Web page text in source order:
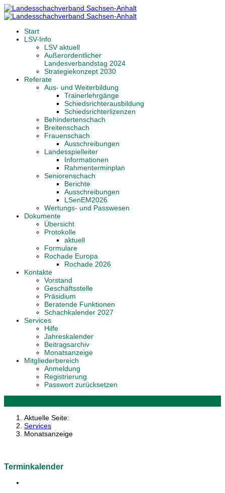
Start
LSV-Info
LSV aktuell
Außerordentlicher
Landesverbandstag 2024
Strategiekonzept 2030
Referate
Aus- und Weiterbildung
Trainerlehrgänge
Schiedsrichterausbildung
Schiedsrichterlizenzen
Behindertenschach
Breitenschach
Frauenschach
Ausschreibungen
Landesspielleiter
Informationen
Rahmenterminplan
Seniorenschach
Berichte
Ausschreibungen
LSenEM2026
Wertungs- und Passwesen
Dokumente
Übersicht
Protokolle
aktuell
Formulare
Rochade Europa
Rochade 2026
Kontakte
Vorstand
Geschäftsstelle
Präsidium
Beratende Funktionen
Schachkalender 2027
Services
Hilfe
Jahreskalender
Beitragsarchiv
Monatsanzeige
Mitgliederbereich
Anmeldung
Registrierung
Passwort zurücksetzen
Aktuelle Seite:
Services
Monatsanzeige
Terminkalender